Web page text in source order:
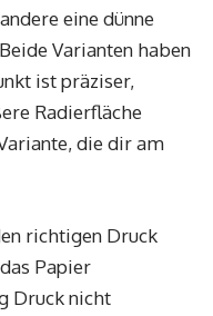
eine dünne
Varianten haben
ist präziser,
Radierfläche
die dir am
richtigen Druck
Papier
Druck nicht